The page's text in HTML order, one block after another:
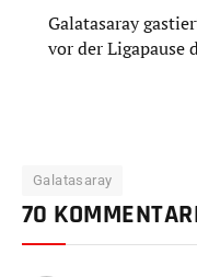
Galatasaray
vor der Ligapause
Galatasaray
70